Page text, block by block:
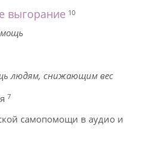
выгорание 10
людям, снижающим вес
7
самопомощи в аудио и